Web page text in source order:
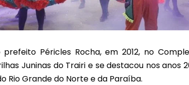
Péricles Rocha, em 2012, no
Juninas do Trairi e se destacou nos anos
Rio Grande do Norte e da Paraíba.